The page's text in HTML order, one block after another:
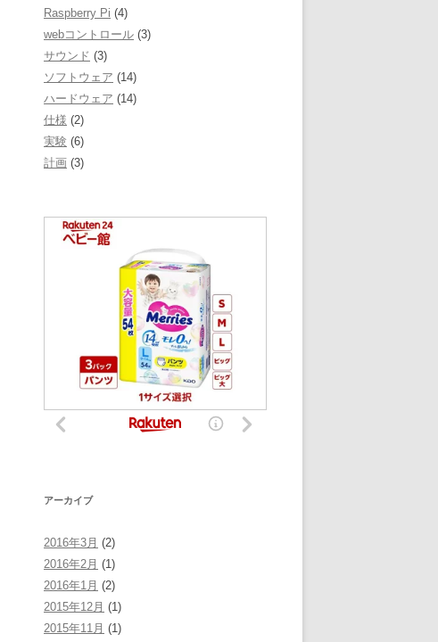
Raspberry Pi (4)
webコントロール (3)
サウンド (3)
ソフトウェア (14)
ハードウェア (14)
仕様 (2)
実験 (6)
計画 (3)
アーカイブ
2016年3月 (2)
2016年2月 (1)
2016年1月 (2)
2015年12月 (1)
2015年11月 (1)